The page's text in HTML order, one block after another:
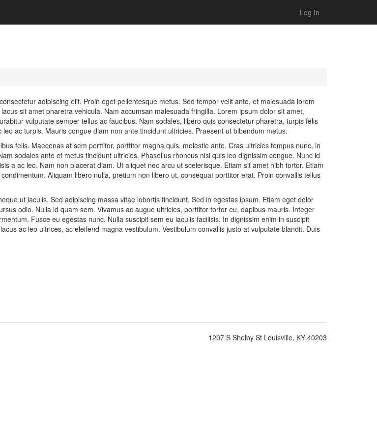
Log In
adipiscing elit. Proin eget pellentesque metus. Sed tempor velit ante, et malesuada lorem
sit amet pharetra vehicula. Nam accumsan malesuada fringilla. Lorem ipsum dolor sit amet,
vulputate semper tellus ac faucibus. Nam sodales, libero quis consectetur pharetra, turpis felis
ac turpis. Mauris congue diam non ante tincidunt ultricies. Praesent ut bibendum metus.
felis. Maecenas at sem porttitor, porttitor magna quis, molestie ante. Cras ultricies tempus nunc, in
sodales ante et metus tincidunt ultricies. Phasellus rhoncus nisi quis leo dignissim congue. Nunc id
a ac leo. Nam non placerat diam. Ut aliquet nec arcu ut scelerisque. Etiam sit amet nibh tortor. Etiam
Aliquam libero nulla, pretium non libero ut, consequat porttitor erat. Proin convallis tellus
ut iaculis. Sed adipiscing massa vitae lobortis tincidunt. Sed in egestas ipsum. Etiam eget dolor
odio. Nulla id quam sem. Vivamus ac augue ultricies, porttitor tortor eu, dapibus mauris. Integer
Fusce eu egestas nunc. Nulla suscipit sem eu iaculis facilisis. In dignissim enim in suscipit
ac leo ultrices, ac eleifend magna vestibulum. Vestibulum convallis justo at vulputate blandit. Duis
1207 S Shelby St Louisville, KY 40203